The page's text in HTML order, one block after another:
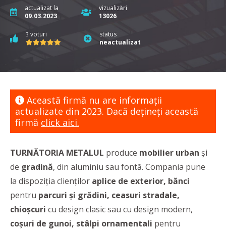
actualizat la
09.03.2023
vizualizări
13026
3 voturi
status
neactualizat
Această firmă nu are informaţii
actualizate din 2023. Dacă dețineți această
firmă click aici.
TURNĂTORIA METALUL produce mobilier urban și
de gradină, din aluminiu sau fontă. Compania pune
la dispoziția clienților aplice de exterior, bănci
pentru parcuri și grădini, ceasuri stradale,
chioșcuri cu design clasic sau cu design modern,
coșuri de gunoi, stâlpi ornamentali pentru